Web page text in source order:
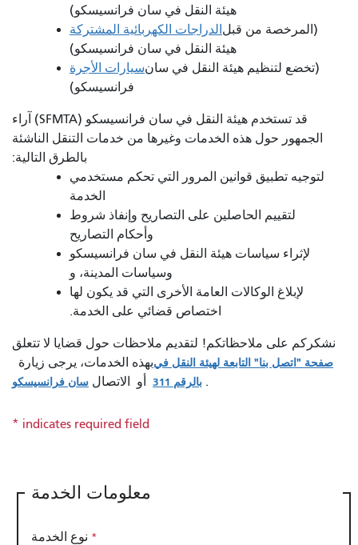
هيئة النقل في سان فرانسيسكو)
الدراجات الكهربائية المشتركة (المرخصة من قبل
هيئة النقل في سان فرانسيسكو)
سيارات الأجرة(تخضع لتنظيم هيئة النقل في سان
فرانسيسكو)
قد تستخدم هيئة النقل في سان فرانسيسكو (SFMTA) آراء
الجمهور حول هذه الخدمات وغيرها من خدمات التنقل الناشئة
بالطرق التالية:
لتوجيه تطبيق قوانين المرور التي تحكم مستخدمي
الخدمة
لتقييم الحاصلين على التصاريح وإنفاذ شروط
وأحكام التصاريح
لإثراء سياسات هيئة النقل في سان فرانسيسكو
وسياسات المدينة، و
لإبلاغ الوكالات العامة الأخرى التي قد يكون لها
اختصاص قضائي على الخدمة.
نشكركم على ملاحظاتكم! لتقديم ملاحظات حول قضايا لا تتعلق
بهذه الخدمات، يرجى زيارةصفحة "اتصل بنا" التابعة لهيئة النقل في
سان فرانسيسكو أو الاتصال بالرقم 311 .
معلومات الخدمة
نوع الخدمة